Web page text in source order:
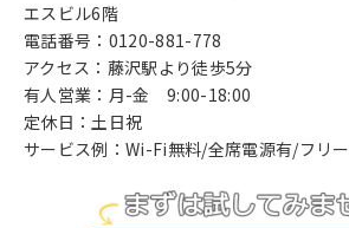
エスビル6階
電話番号：0120-881-778
アクセス：藤沢駅より徒歩5分
有人営業：月-金 9:00-18:00
定休日：土日祝
サービス例：Wi-Fi無料/全席電源有/フリ